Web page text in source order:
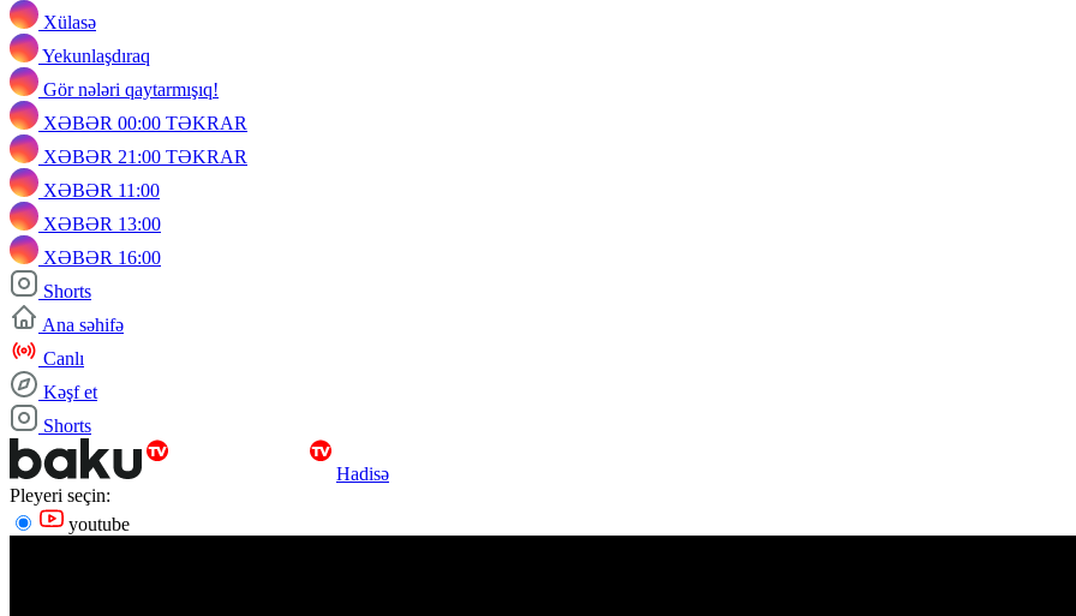
Xülasə
Yekunlaşdıraq
Gör nələri qaytarmışıq!
XƏBƏR 00:00 TƏKRAR
XƏBƏR 21:00 TƏKRAR
XƏBƏR 11:00
XƏBƏR 13:00
XƏBƏR 16:00
Shorts
Ana səhifə
Canlı
Kəşf et
Shorts
Hadisə
Pleyeri seçin:
youtube